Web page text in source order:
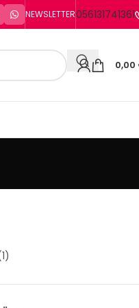
NEWSLETTER056131741361
0,00